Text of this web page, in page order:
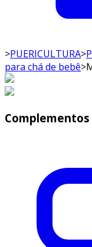
>PUERICULTURA>
para chá de bebê>